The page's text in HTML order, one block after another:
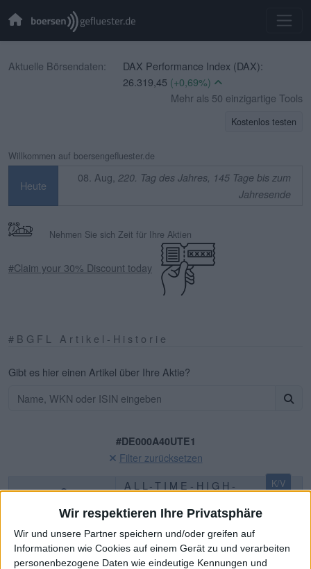
Wir respektieren Ihre Privatsphäre
Wir und unsere Partner speichern und/oder greifen auf
Informationen wie Cookies auf einem Gerät zu und verarbeiten
personenbezogene Daten wie eindeutige Kennungen und
Aktuelle Börsendaten:
DAX Performance Index (DAX):
26.319,45 (+0,69%)
CBOE Volatility Index (VIX): 14,90
EURO STOXX 50 (SX5E): 6.523,86
TecDAX (TecDAX):
18.659,63(+0,51%)
3.312,34(-0,32%)
Swiss Market Index (SMI):
(+0,18%)
IBEX 35 (IBEX 35):
Mehr als 50 einzigartige Tools
Kostenlos testen
Willkommen auf boersengefluester.de
Heute
08. Aug, 220. Tag des Jahres, 145 Tage bis zum
Jahresende
Nehmen Sie sich Zeit für Ihre Aktien
#Claim your 30% Discount today
#BGFL Artikel-Historie
Gibt es hier einen Artikel über Ihre Aktie?
#DE000A40UTE1
Filter zurücksetzen
ALL-TIME-HIGH-
Technologies · €8,20
ATH-Statistiken ATH-Chronologie
K/V